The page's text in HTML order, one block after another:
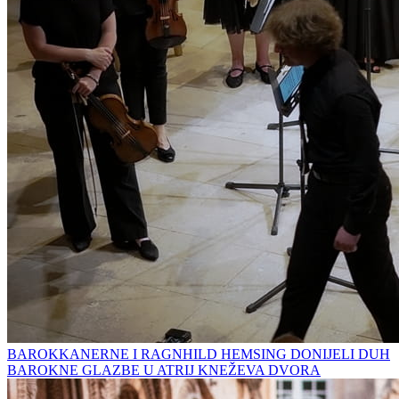
BAROKKANERNE I RAGNHILD HEMSING DONIJELI DUH
BAROKNE GLAZBE U ATRIJ KNEŽEVA DVORA